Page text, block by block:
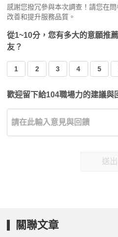
感謝您撥冗參與本次調查！請您在
改善和提升服務品質。
從1~10分，您有多大的意願推
友？
1 2 3 4 5
歡迎留下給104職場力的建議與
送出
關聯文章